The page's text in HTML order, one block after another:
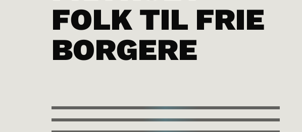
FOLK TIL FRIE
BORGERE